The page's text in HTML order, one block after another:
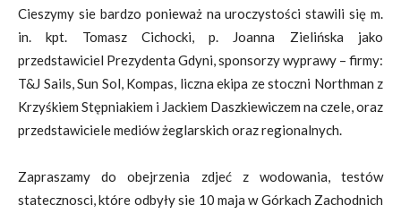
Cieszymy sie bardzo ponieważ na uroczystości stawili się m.
in. kpt. Tomasz Cichocki, p. Joanna Zielińska jako
przedstawiciel Prezydenta Gdyni, sponsorzy wyprawy – firmy:
T&J Sails, Sun Sol, Kompas, liczna ekipa ze stoczni Northman z
Krzyśkiem Stępniakiem i Jackiem Daszkiewiczem na czele, oraz
przedstawiciele mediów żeglarskich oraz regionalnych.
Zapraszamy do obejrzenia zdjeć z wodowania, testów
statecznosci, które odbyły sie 10 maja w Górkach Zachodnich